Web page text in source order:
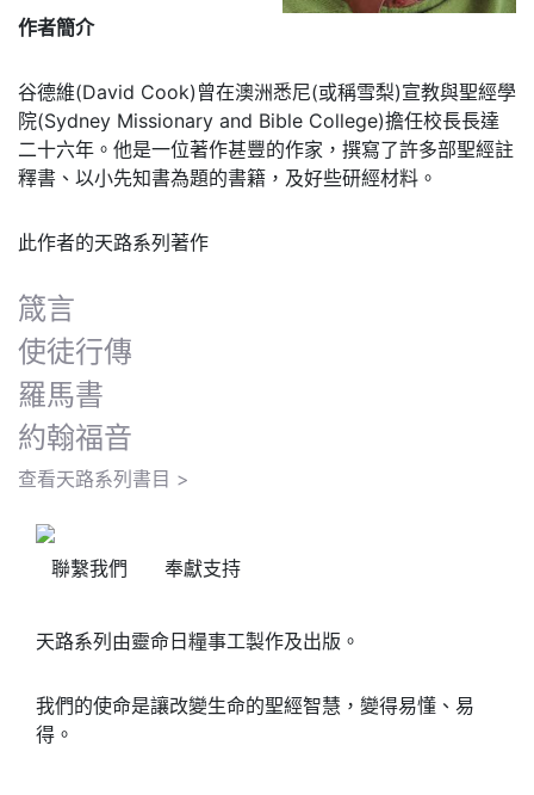
作者簡介
谷德維(David Cook)曾在澳洲悉尼(或稱雪梨)宣教與聖經學
院(Sydney Missionary and Bible College)擔任校長長達
二十六年。他是一位著作甚豐的作家，撰寫了許多部聖經註
釋書、以小先知書為題的書籍，及好些研經材料。
此作者的天路系列著作
箴言
使徒行傳
羅馬書
約翰福音
查看天路系列書目 >
聯繫我們 奉獻支持
天路系列由靈命日糧事工製作及出版。
我們的使命是讓改變生命的聖經智慧，變得易懂、易
得。